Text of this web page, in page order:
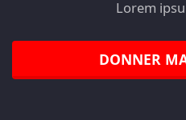
Lorem
DONNER